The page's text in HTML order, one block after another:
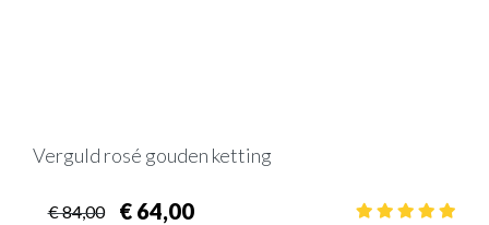
Verguld rosé gouden ketting
€ 84,00 € 64,00